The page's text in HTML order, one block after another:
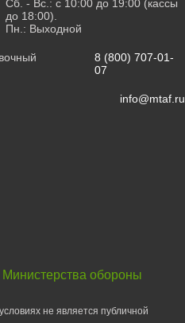
Сб. - Вс.: с 10:00 до 19:00 (кассы
до 18:00).
Пн.: Выходной
8 (800) 707-01-
07
info@mtaf.ru
обороны
не является публичной